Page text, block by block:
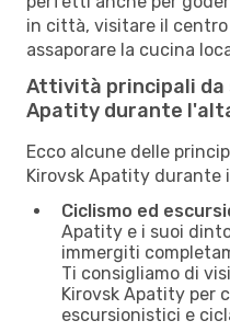
in città, visitare il
assaporare la cucina
Attività principali da
Apatity durante
Ecco alcune delle
Kirovsk Apatity durante
Ciclismo ed
Apatity e i suoi
immergiti
Ti consigliamo di
Kirovsk Apatity per
escursionistici e